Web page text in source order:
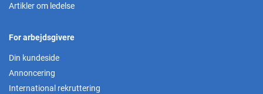
Artikler om ledelse
For arbejdsgivere
Din kundeside
Annoncering
International rekruttering